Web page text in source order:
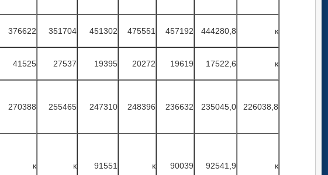
376622 351704 451302 475551 457192 444280,8 к
41525 27537 19395 20272 19619 17522,6 к
270388 255465 247310 248396 236632 235045,0 226038,8
к к 91551 к 90039 92541,9 к